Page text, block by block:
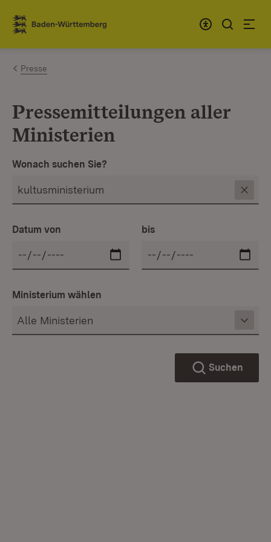
Zum Inhalt springen
Link zur Startseite
Presse
Pressemitteilungen aller
Ministerien
Wonach suchen Sie?
Datum von bis
Ministerium wählen
Suchen